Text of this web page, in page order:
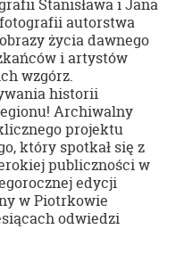
Stanisława i Jana
autorstwa
życia dawnego
i artystów
wzgórz.
historii
Archiwalny
projektu
który spotkał się z
publiczności w
edycji
w Piotrkowie
odwiedzi